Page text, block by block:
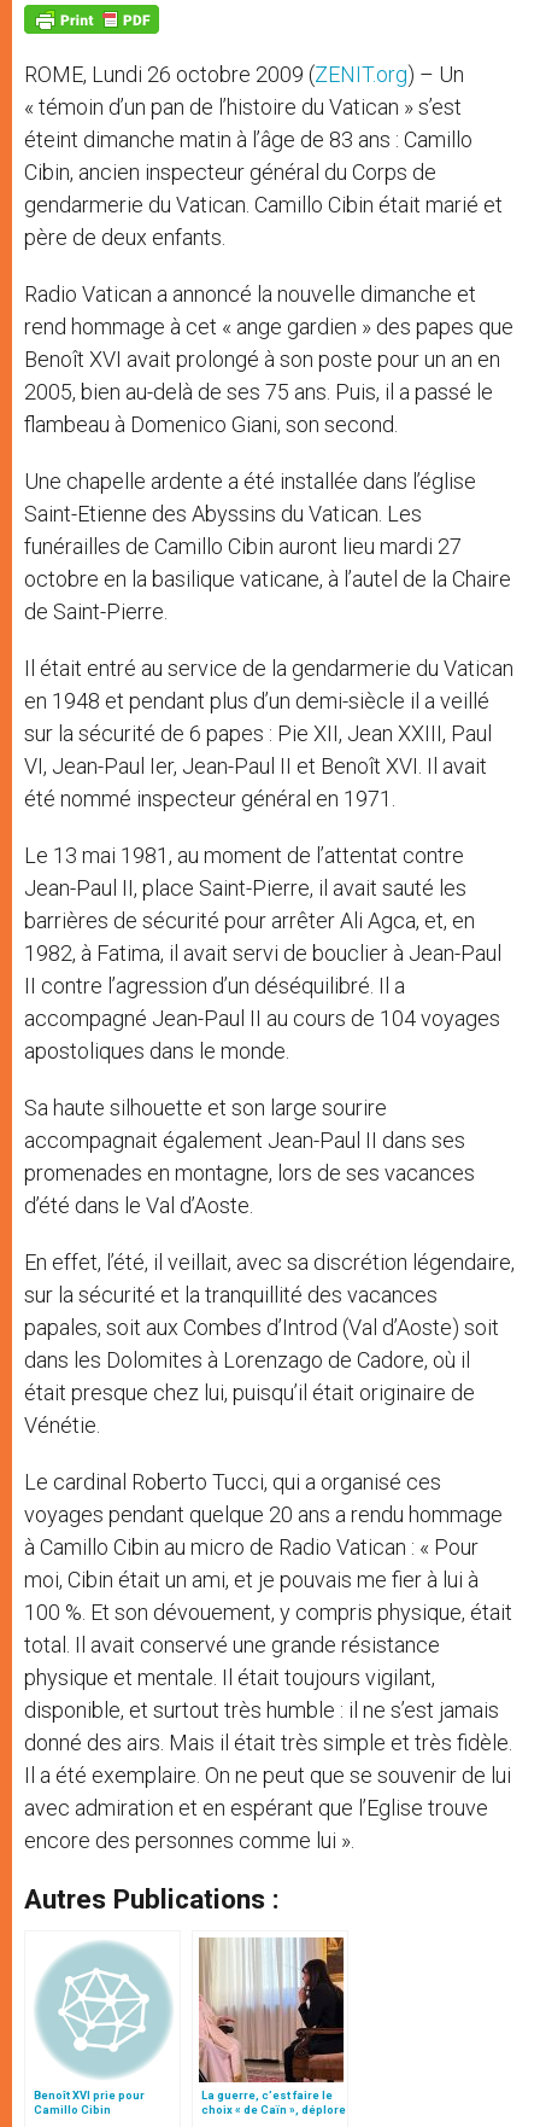
p
p
g
e
o
k
ROME, Lundi 26 octobre 2009 (ZENIT.org) – Un
« témoin d’un pan de l’histoire du Vatican » s’est
éteint dimanche matin à l’âge de 83 ans : Camillo
Cibin, ancien inspecteur général du Corps de
gendarmerie du Vatican. Camillo Cibin était marié et
père de deux enfants.
Radio Vatican a annoncé la nouvelle dimanche et
rend hommage à cet « ange gardien » des papes que
Benoît XVI avait prolongé à son poste pour un an en
2005, bien au-delà de ses 75 ans. Puis, il a passé le
flambeau à Domenico Giani, son second.
Une chapelle ardente a été installée dans l’église
Saint-Etienne des Abyssins du Vatican. Les
funérailles de Camillo Cibin auront lieu mardi 27
octobre en la basilique vaticane, à l’autel de la Chaire
de Saint-Pierre.
Il était entré au service de la gendarmerie du Vatican
en 1948 et pendant plus d’un demi-siècle il a veillé
sur la sécurité de 6 papes : Pie XII, Jean XXIII, Paul
VI, Jean-Paul Ier, Jean-Paul II et Benoît XVI. Il avait
été nommé inspecteur général en 1971.
Le 13 mai 1981, au moment de l’attentat contre
Jean-Paul II, place Saint-Pierre, il avait sauté les
barrières de sécurité pour arrêter Ali Agca, et, en
1982, à Fatima, il avait servi de bouclier à Jean-Paul
II contre l’agression d’un déséquilibré. Il a
accompagné Jean-Paul II au cours de 104 voyages
apostoliques dans le monde.
Sa haute silhouette et son large sourire
accompagnait également Jean-Paul II dans ses
promenades en montagne, lors de ses vacances
d’été dans le Val d’Aoste.
En effet, l’été, il veillait, avec sa discrétion légendaire,
sur la sécurité et la tranquillité des vacances
papales, soit aux Combes d’Introd (Val d’Aoste) soit
dans les Dolomites à Lorenzago de Cadore, où il
était presque chez lui, puisqu’il était originaire de
Vénétie.
Le cardinal Roberto Tucci, qui a organisé ces
voyages pendant quelque 20 ans a rendu hommage
à Camillo Cibin au micro de Radio Vatican : « Pour
moi, Cibin était un ami, et je pouvais me fier à lui à
100 %. Et son dévouement, y compris physique, était
total. Il avait conservé une grande résistance
physique et mentale. Il était toujours vigilant,
disponible, et surtout très humble : il ne s’est jamais
donné des airs. Mais il était très simple et très fidèle.
Il a été exemplaire. On ne peut que se souvenir de lui
avec admiration et en espérant que l’Eglise trouve
encore des personnes comme lui ».
Autres Publications :
Benoît XVI prie pour
Camillo Cibin
La guerre, c’est faire le
choix « de Caïn », déplore